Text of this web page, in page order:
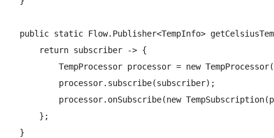
public static Flow.Publisher<TempInfo>
        return subscriber -> {
TempProcessor processor = new
            processor.subscribe(subscriber);
processor.onSubscribe(new
        };
    }